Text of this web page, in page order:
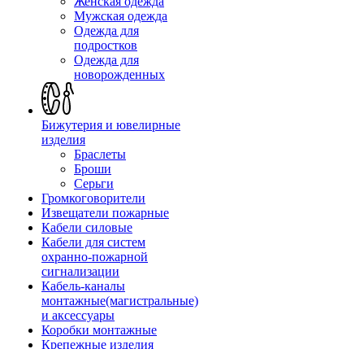
Мужская одежда
Одежда для
подростков
Одежда для
новорожденных
Бижутерия и ювелирные
изделия
Браслеты
Броши
Серьги
Громкоговорители
Извещатели пожарные
Кабели силовые
Кабели для систем
охранно-пожарной
сигнализации
Кабель-каналы
монтажные(магистральные)
и аксессуары
Коробки монтажные
Крепежные изделия